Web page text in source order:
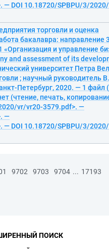
DOI 10.18720/SPBPU/3/
торговли и оценка
бакалавра: направление
и управление
and assessment of its
университет Петра
; научный руководитель
Петербург, 2020. — 1 файл
(чтение, печать,
vr/vr20-3579.pdf>. —
—
DOI 10.18720/SPBPU/3/
9702 9703 9704 ... 17193
ПОИСК